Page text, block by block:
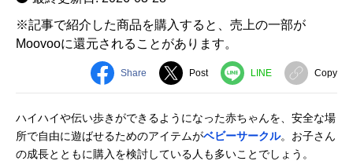
※記事で紹介した商品を購入すると、売上の一部が
Moovooに還元されることがあります。
Share Post LINE Copy
ハイハイや伝い歩きができるようになった赤ちゃんを、安全な場
所で自由に遊ばせるためのアイテムがベビーサークル。お子さん
の成長とともに購入を検討している人も多いことでしょう。